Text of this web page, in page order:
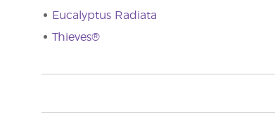
Eucalyptus Radiata
Thieves®